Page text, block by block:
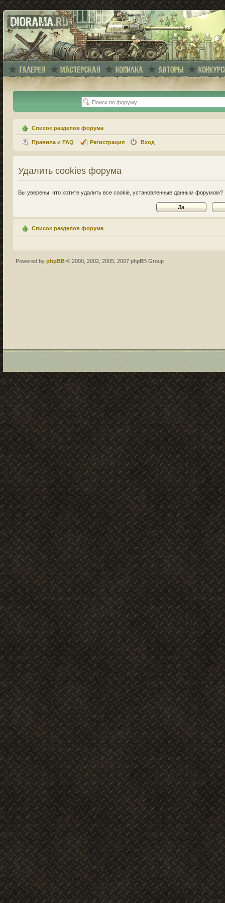
Список разделов форума
Правила и FAQ Регистрация Вход
Удалить cookies форума
Вы уверены, что хотите удалить все cookie, установленные данным форумом?
Список разделов форума
Powered by phpBB © 2000, 2002, 2005, 2007 phpBB Group